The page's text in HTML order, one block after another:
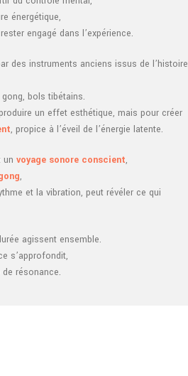
énergétique,
engagé dans l’expérience.
des instruments anciens issus de l’histoire
bols tibétains.
un effet esthétique, mais pour créer
, propice à l’éveil de l’énergie latente.
un voyage sonore conscient,
,
et la vibration, peut révéler ce qui
agissent ensemble.
s’approfondit,
résonance.